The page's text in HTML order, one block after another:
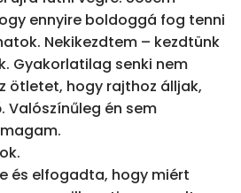
ennyire boldoggá fog tenni
Nekikezdtem – kezdtünk
Gyakorlatilag senki nem
ötletet, hogy rajthoz álljak,
Valószínűleg én sem
és elfogadta, hogy miért